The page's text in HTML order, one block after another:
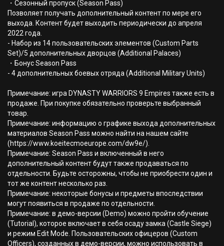
・Сезонный пропуск (Season Pass)
Позволяет получать дополнительный контент по мере его
выхода. Контент будет выходить периодически до апреля
2022 года.
- Набор из 14 пользовательских элементов (Custom Parts
Set)/5 дополнительных дворцов (Additional Palaces)
・Бонус Season Pass
- 4 дополнительных боевых отряда (Additional Military Units)
Примечание: игра DYNASTY WARRIORS 9 Empires также есть в
продаже. При покупке обязательно проверьте выбранный
товар.
Примечание: информацию о графике выхода дополнительных
материалов Season Pass можно найти на нашем сайте
(https://www.koeitecmoeurope.com/dw9e/).
Примечание: Season Pass и включенный в него
дополнительный контент будут также продаваться по
отдельности. Будьте осторожны, чтобы не приобрести один и
тот же контент несколько раз.
Примечание: некоторые бонусы и предметы впоследствии
могут появиться в продаже по отдельности.
Примечание: в демо-версии (Demo) можно пройти обучение
(Tutorial), которое включает в себя осаду замка (Castle Siege)
и режим Edit Mode. Пользовательских офицеров (Custom
Officers), созданных в демо-версии, можно использовать в